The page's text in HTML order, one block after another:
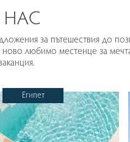
НАС
за пътешествия до
ново любимо местенце за
Египет